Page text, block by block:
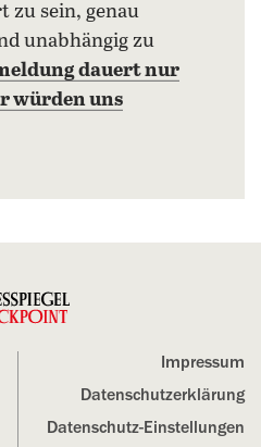
zu sein, genau
unabhängig zu
dauert nur
würden uns
Impressum
Datenschutz­erklärung
Datenschutz-Einstellungen